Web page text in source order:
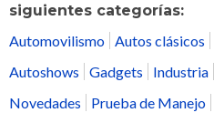
siguientes categorías:
Automovilismo Autos clásicos
Autoshows
Gadgets Industria
Novedades
Prueba de Manejo